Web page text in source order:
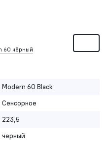
60 чёрный
Modern 60 Black
Сенсорное
223,5
черный